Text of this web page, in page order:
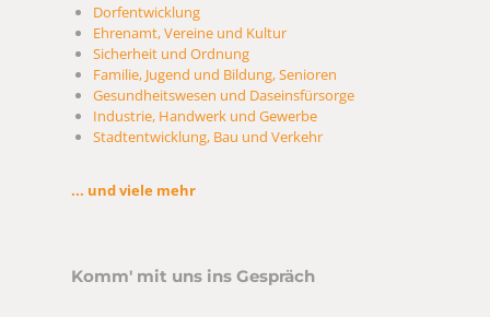
Dorfentwicklung
Ehrenamt, Vereine und Kultur
Sicherheit und Ordnung
Familie, Jugend und Bildung, Senioren
Gesundheitswesen und Daseinsfürsorge
Industrie, Handwerk und Gewerbe
Stadtentwicklung, Bau und Verkehr
... und viele mehr
Komm' mit uns ins Gespräch